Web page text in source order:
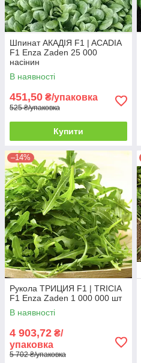
Шпинат АКАДІЯ F1 | ACADIA
F1 Enza Zaden 25 000
насінин
В наявності
451,50 ₴/упаковка
525 ₴/упаковка
Купити
–14%
Рукола ТРИЦИЯ F1 | TRICIA
F1 Enza Zaden 1 000 000 шт
В наявності
4 903,72 ₴/
упаковка
5 702 ₴/упаковка